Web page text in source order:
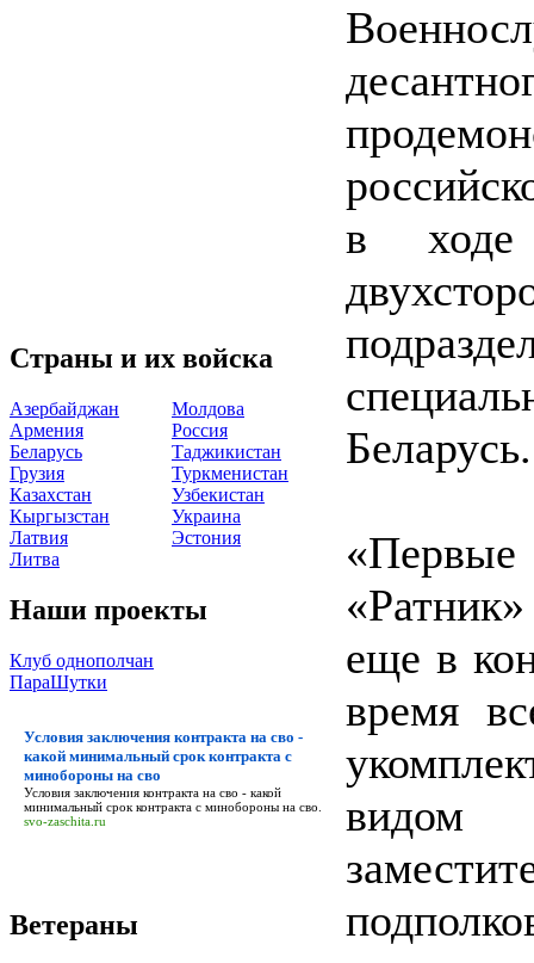
Страны и их войска
Азербайджан
Армения
Беларусь
Грузия
Казахстан
Кыргызстан
Латвия
Литва
Молдова
Россия
Таджикистан
Туркменистан
Узбекистан
Украина
Эстония
Наши проекты
Клуб однополчан
ПараШутки
Условия заключения контракта на сво -
какой минимальный срок контракта с
минобороны на сво
Условия заключения контракта на сво - какой
минимальный срок контракта с минобороны на сво
svo-zaschita.ru
Ветераны
в ходе
Беларусь.
«Первые
еще в
время
видом